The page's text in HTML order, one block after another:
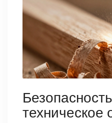
техническое